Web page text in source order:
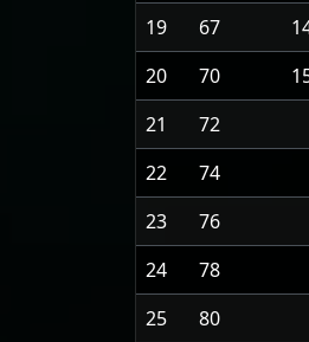
19
67
20
70
21
72
22
74
23
76
24
78
25
80